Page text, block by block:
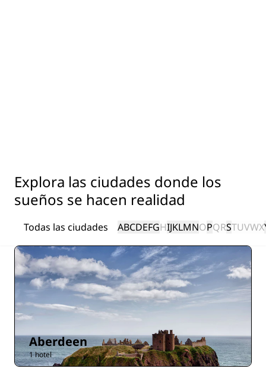
Explora las ciudades donde los
sueños se hacen realidad
Todas las ciudades ABCDEFGHIJKLMNOPQRSTUVWX
Aberdeen
1 hotel